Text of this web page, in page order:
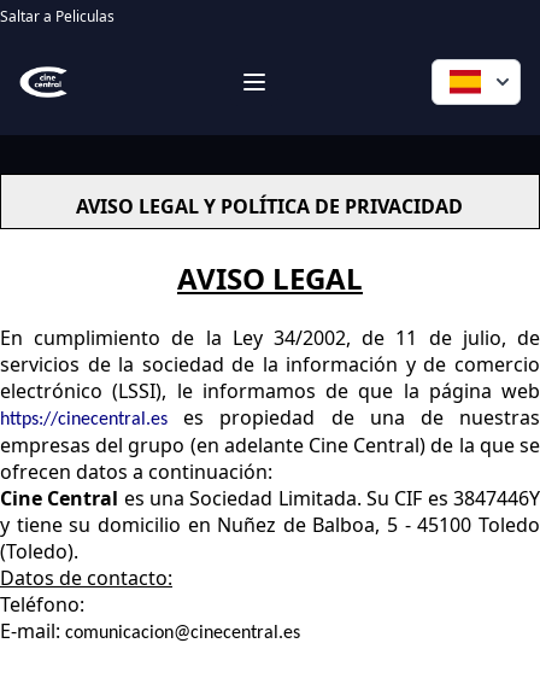
Saltar a Peliculas
Workflow
Open menu
AVISO LEGAL Y POLÍTICA DE PRIVACIDAD
AVISO LEGAL
En cumplimiento de la Ley 34/2002, de 11 de julio, de
servicios de la sociedad de la información y de comercio
electrónico (LSSI), le informamos de que la página web
https://cinecentral.es
es propiedad de una de nuestras
empresas del grupo (en adelante Cine Central) de la que se
ofrecen datos a continuación:
Cine Central es una Sociedad Limitada. Su CIF es 3847446Y
y tiene su domicilio en Nuñez de Balboa, 5 - 45100 Toledo
(Toledo).
Datos de contacto:
Teléfono:
E-mail: comunicacion@cinecentral.es